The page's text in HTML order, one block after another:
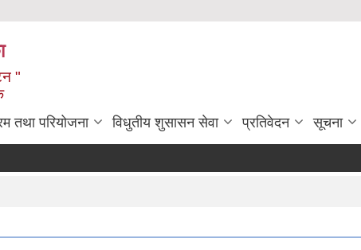
"
तथा परियोजना विधुतीय शुसासन सेवा प्रतिवेदन सूचना